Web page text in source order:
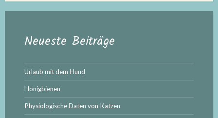
Neueste Beiträge
Urlaub mit dem Hund
Honigbienen
Physiologische Daten von Katzen